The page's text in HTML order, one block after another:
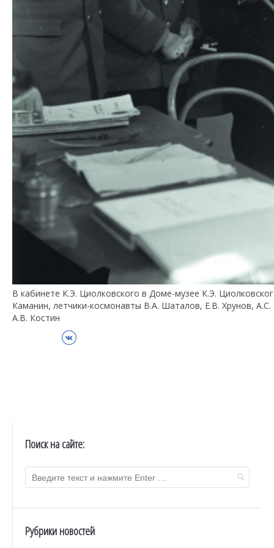
В кабинете К.Э. Циолковского в Доме-музее К.Э.
Каманин, летчики-космонавты В.А. Шаталов, Е.В. Хрунов,
А.В. Костин
ВКонтакте
Поиск на сайте:
Рубрики новостей